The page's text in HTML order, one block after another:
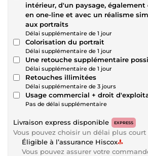
intérieur, d'un paysage, également
en one-line et avec un réalisme similaire
aux portraits
Délai supplémentaire de 1 jour
Colorisation du portrait
Délai supplémentaire de 1 jour
Une retouche supplémentaire
Délai supplémentaire de 1 jour
Retouches illimitées
Délai supplémentaire de 3 jours
Usage commercial + droit
Pas de délai supplémentaire
Livraison express disponible EXPRESS
Vous pouvez choisir un délai plus
Éligible à l’assurance Hiscox
Vous pouvez assurer votre